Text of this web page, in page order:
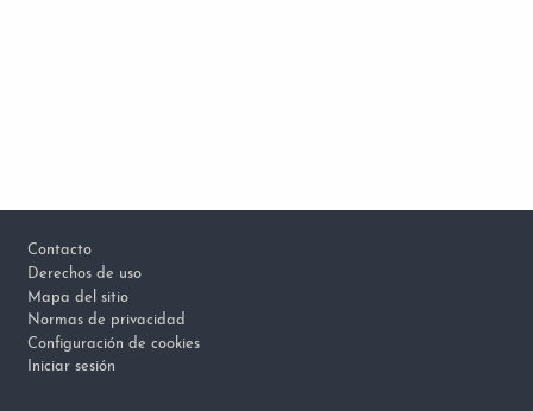
Contacto
Derechos de uso
Mapa del sitio
Normas de privacidad
Configuración de cookies
Iniciar sesión